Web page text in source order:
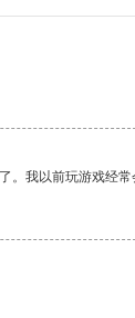
我以前玩游戏经